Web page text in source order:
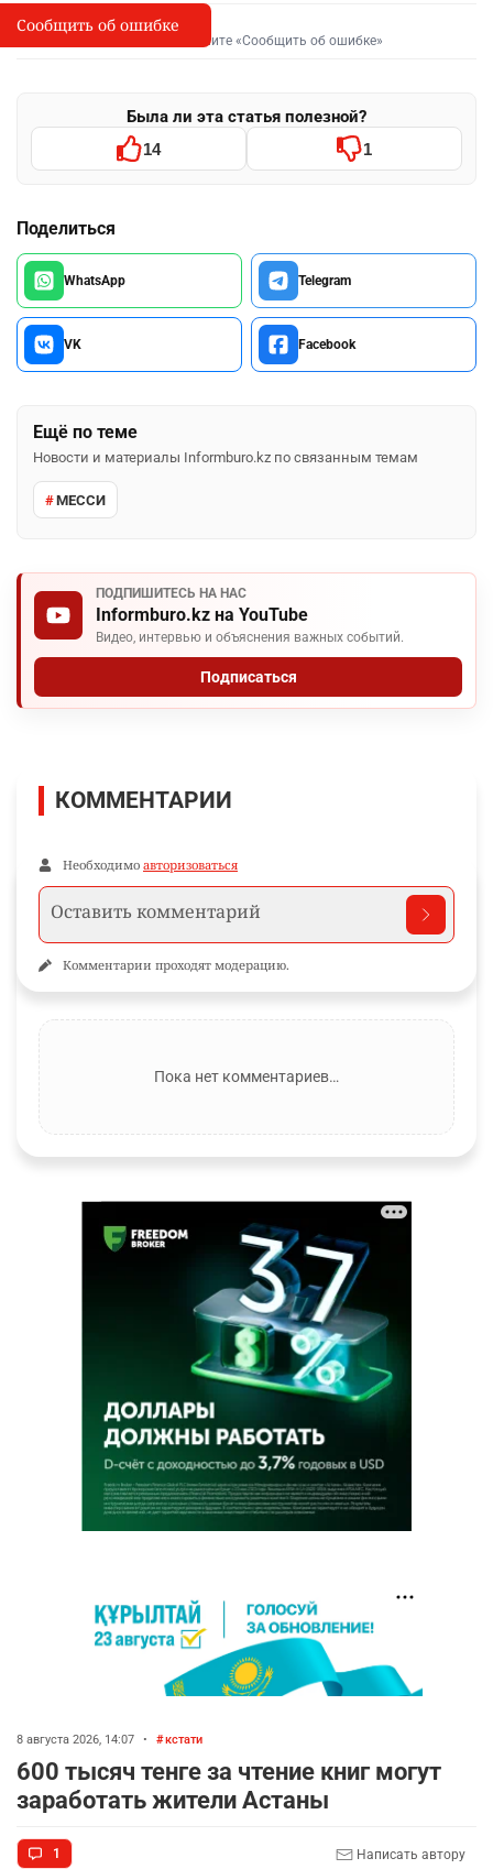
I
Сообщить об опечатке
Выделите фрагмент и нажмите «Сообщить об ошибке»
Была ли эта статья полезной?
14 1
Поделиться
WhatsApp Telegram
VK Facebook
Ещё по теме
Новости и материалы Informburo.kz по связанным темам
МЕССИ
ПОДПИШИТЕСЬ НА НАС
Informburo.kz на YouTube
Видео, интервью и объяснения важных событий.
Подписаться
Сообщить об ошибке
КОММЕНТАРИИ
Необходимо авторизоваться
Комментарии проходят модерацию.
Пока нет комментариев…
8 августа 2026, 14:07 • кстати
600 тысяч тенге за чтение книг могут
заработать жители Астаны
1 Написать автору